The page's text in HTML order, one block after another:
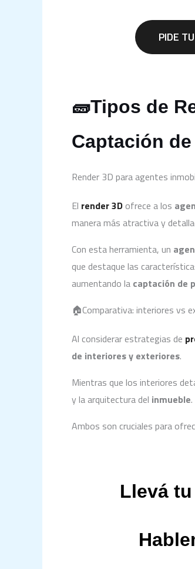
PIDE
🧱Tipos de
Captación
Render 3D para agentes
El render 3D ofrece a los
manera más atractiva y
Con esta herramienta, un
que destaque las
aumentando la captación de
🏠Comparativa: interiores vs
Al considerar estrategias de
de interiores y exteriores.
Mientras que los interiores
y la arquitectura del inmueble.
Ambos son cruciales para
Llevá